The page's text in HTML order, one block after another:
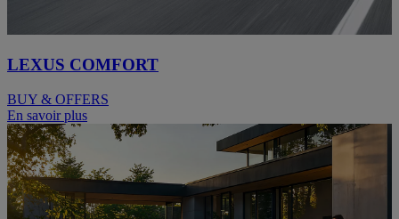
LEXUS COMFORT
BUY & OFFERS
En savoir plus